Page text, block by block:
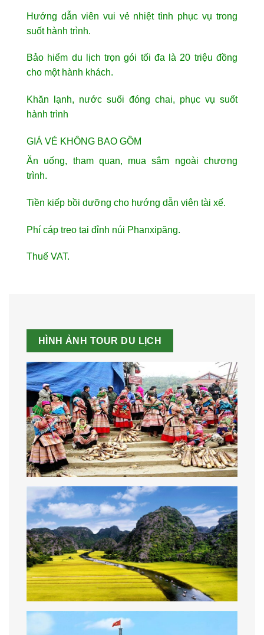
Hướng dẫn viên vui vẻ nhiệt tình phục vụ trong
suốt hành trình.
Bảo hiểm du lịch trọn gói tối đa là 20 triệu đồng
cho một hành khách.
Khăn lạnh, nước suối đóng chai, phục vụ suốt
hành trình
GIÁ VÉ KHÔNG BAO GỒM
Ăn uống, tham quan, mua sắm ngoài chương
trình.
Tiền kiếp bồi dưỡng cho hướng dẫn viên tài xế.
Phí cáp treo tại đỉnh núi Phanxipăng.
Thuế VAT.
HÌNH ẢNH TOUR DU LỊCH